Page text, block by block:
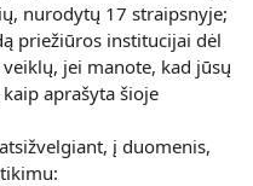
nurodytų 17 straipsnyje;
priežiūros institucijai dėl
jei manote, kad jūsų
aprašyta šioje
į duomenis,